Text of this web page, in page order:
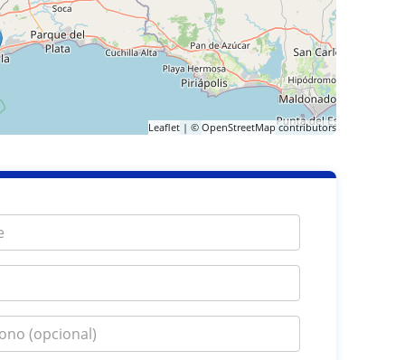
Leaflet| © OpenStreetMapcontributors